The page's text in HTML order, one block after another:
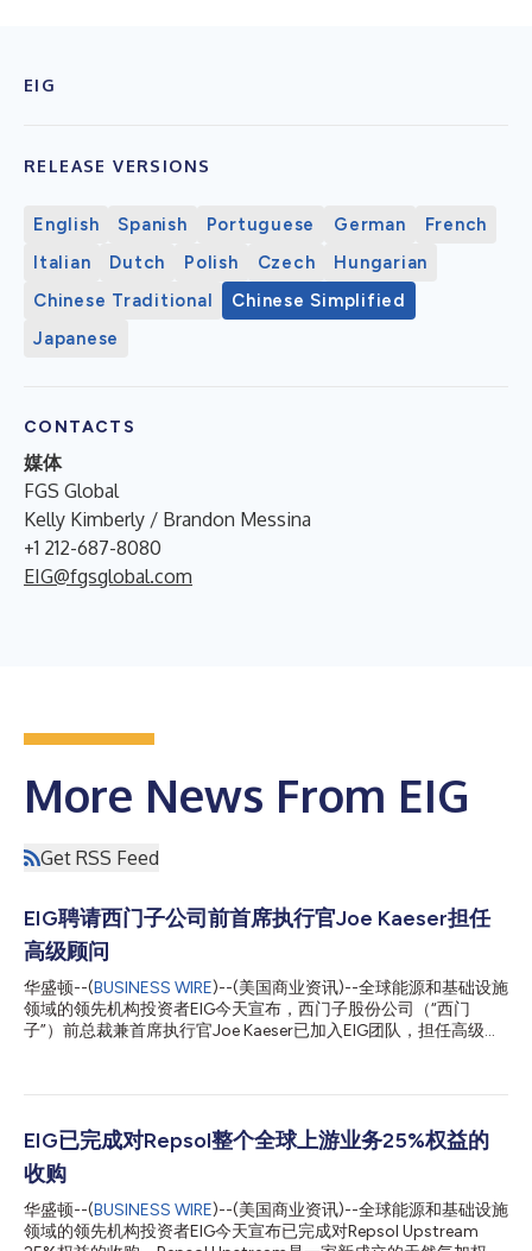
EIG
RELEASE VERSIONS
English Spanish Portuguese German
French
Italian
Dutch Polish Czech
Hungarian
Chinese Traditional
Chinese Simplified
Japanese
CONTACTS
媒体
FGS Global
Kelly Kimberly / Brandon Messina
+1 212-687-8080
EIG@fgsglobal.com
More News From EIG
Get RSS Feed
EIG聘请西门子公司前首席执行官Joe Kaeser担任
高级顾问
华盛顿--(BUSINESS WIRE)--(美国商业资讯)--全球能源和基础设施
领域的领先机构投资者EIG今天宣布，西门子股份公司（“西门
子”）前总裁兼首席执行官Joe Kaeser已加入EIG团队，担任高级顾
于2006年至2013年担任西门子首席财务官，并于2013年至2021
发展及重要转型，带领公司进行了重大战略举措，包括将西门子的
集团架构重组成三家重点公司: 西门子医疗(Siemens
Healthineers)、西门子能源(Siemens Energy)以及新工业西门子股
份公司(Siemens AG)，为所有股东创造了巨大价值。Kaeser目前担
任西门子能源董事会的非执行董事长。该公司是发电、输电和配电
产品、解决方案及服务的提供商。另外，Kaeser还担任戴姆勒卡车
EIG已完成对Repsol整个全球上游业务25%权益的
收购
华盛顿--(BUSINESS WIRE)--(美国商业资讯)--全球能源和基础设施
领域的领先机构投资者EIG今天宣布已完成对Repsol Upstream